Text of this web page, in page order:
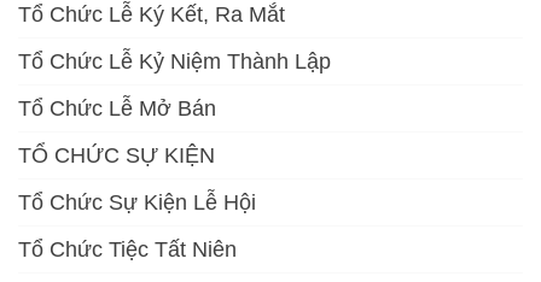
Tổ Chức Lễ Ký Kết, Ra Mắt
Tổ Chức Lễ Kỷ Niệm Thành Lập
Tổ Chức Lễ Mở Bán
TỔ CHỨC SỰ KIỆN
Tổ Chức Sự Kiện Lễ Hội
Tổ Chức Tiệc Tất Niên